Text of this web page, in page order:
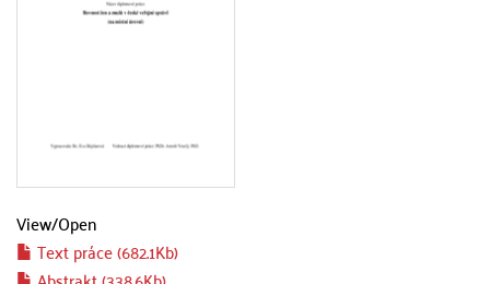
View/Open
Text práce (682.1Kb)